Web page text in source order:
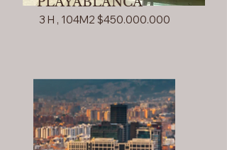
3 H , 104M2 $450.000.000